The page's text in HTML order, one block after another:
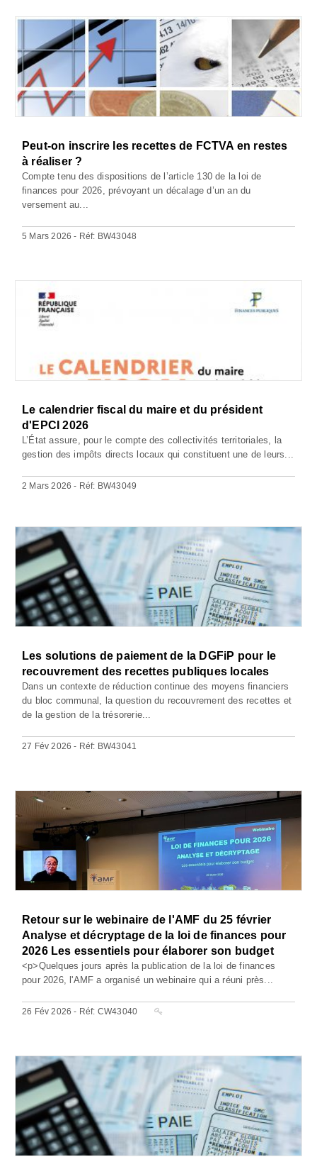
Peut-on inscrire les recettes de FCTVA en restes
à réaliser ?
Compte tenu des dispositions de l’article 130 de la loi de
finances pour 2026, prévoyant un décalage d’un an du
versement au...
5 Mars 2026 - Réf: BW43048
Le calendrier fiscal du maire et du président
d'EPCI 2026
L’État assure, pour le compte des collectivités territoriales, la
gestion des impôts directs locaux qui constituent une de leurs...
2 Mars 2026 - Réf: BW43049
Les solutions de paiement de la DGFiP pour le
recouvrement des recettes publiques locales
Dans un contexte de réduction continue des moyens financiers
du bloc communal, la question du recouvrement des recettes et
de la gestion de la trésorerie...
27 Fév 2026 - Réf: BW43041
Retour sur le webinaire de l'AMF du 25 février
Analyse et décryptage de la loi de finances pour
2026 Les essentiels pour élaborer son budget
<p>Quelques jours après la publication de la loi de finances
pour 2026, l'AMF a organisé un webinaire qui a réuni près...
26 Fév 2026 - Réf: CW43040